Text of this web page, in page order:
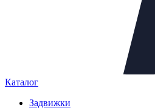
Каталог
Задвижки
Регуляторы "после себя"
Регуляторы давления
Регуляторы перепада давления